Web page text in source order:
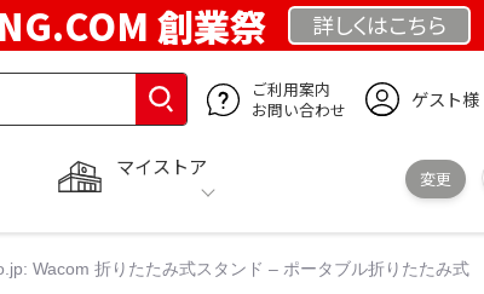
創業祭 詳しくはこちら
ご利用案内
お問い合わせ
ゲスト様
マイストア
変更
Wacom 折りたたみ式スタンド – ポータブル折りたたみ式